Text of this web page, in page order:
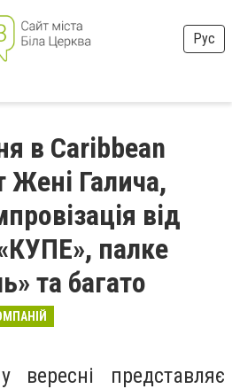
Рус
в Caribbean
Жені Галича,
від
палке
та багато
вересні представляє